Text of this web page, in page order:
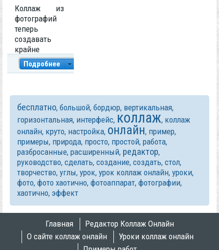
Коллаж из
фотографий
теперь
создавать
крайне
просто. Не
нужно сидеть
собрать фото
в один
большой
коллаж. Наш
сайт сделает
в онлайн за
вас всю
рутинную
работу, а Вам
выбрать
расположени
е одним
кликом
Подробнее
Примеры работ
бесплатно, большой, бордюр, вертикальная,
горизонтальная, интерфейс, коллаж, коллаж
онлайн, круто, настройка, онлайн, пример,
примеры, природа, просто, простой, работа,
разбросанные, расширенный, редактор,
руководство, сделать, создание, создать, стол,
творчество, углы, урок, урок коллаж онлайн, уроки,
фото, фото хаотично, фотоаппарат, фотографии,
хаотично, эффект
Главная
Редактор Коллаж Онлайн
О сайте коллаж онлайн
Уроки коллаж онлайн